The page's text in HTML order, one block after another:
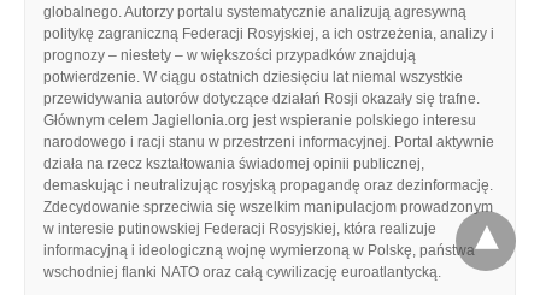
globalnego. Autorzy portalu systematycznie analizują agresywną
politykę zagraniczną Federacji Rosyjskiej, a ich ostrzeżenia, analizy i
prognozy – niestety – w większości przypadków znajdują
potwierdzenie. W ciągu ostatnich dziesięciu lat niemal wszystkie
przewidywania autorów dotyczące działań Rosji okazały się trafne.
Głównym celem Jagiellonia.org jest wspieranie polskiego interesu
narodowego i racji stanu w przestrzeni informacyjnej. Portal aktywnie
działa na rzecz kształtowania świadomej opinii publicznej,
demaskując i neutralizując rosyjską propagandę oraz dezinformację.
Zdecydowanie sprzeciwia się wszelkim manipulacjom prowadzonym
w interesie putinowskiej Federacji Rosyjskiej, która realizuje
informacyjną i ideologiczną wojnę wymierzoną w Polskę, państwa
wschodniej flanki NATO oraz całą cywilizację euroatlantycką.